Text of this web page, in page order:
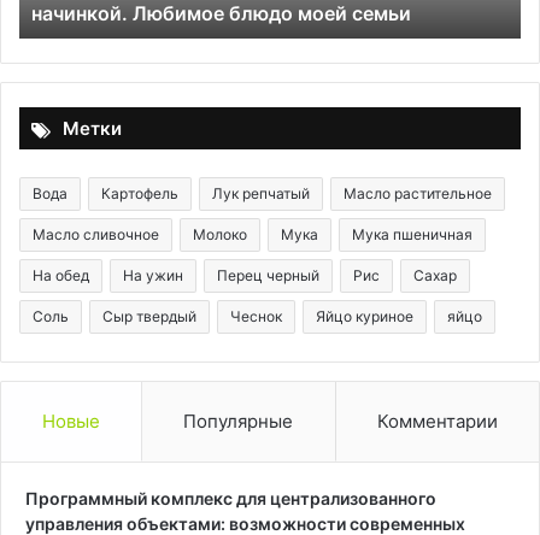
семьи
начинкой. Любимое блюдо моей семьи
Метки
Вода Картофель Лук репчатый Масло растительное
Масло сливочное Молоко Мука Мука пшеничная
На обед На ужин Перец черный Рис Сахар
Соль Сыр твердый Чеснок Яйцо куриное яйцо
Новые Популярные Комментарии
Программный комплекс для централизованного
управления объектами: возможности современных